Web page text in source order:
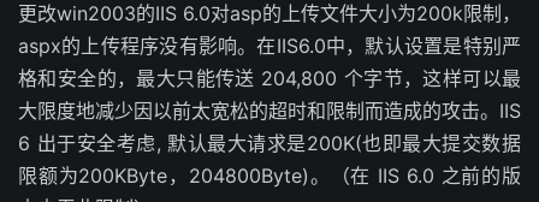
更改win2003的IIS 6.0对asp的上传文件大小为200k限制，
aspx的上传程序没有影响。在IIS6.0中，默认设置是特别严
格和安全的，最大只能传送 204,800 个字节，这样可以最
大限度地减少因以前太宽松的超时和限制而造成的攻击。IIS
6 出于安全考虑, 默认最大请求是200K(也即最大提交数据
限额为200KByte，204800Byte)。（在 IIS 6.0 之前的版